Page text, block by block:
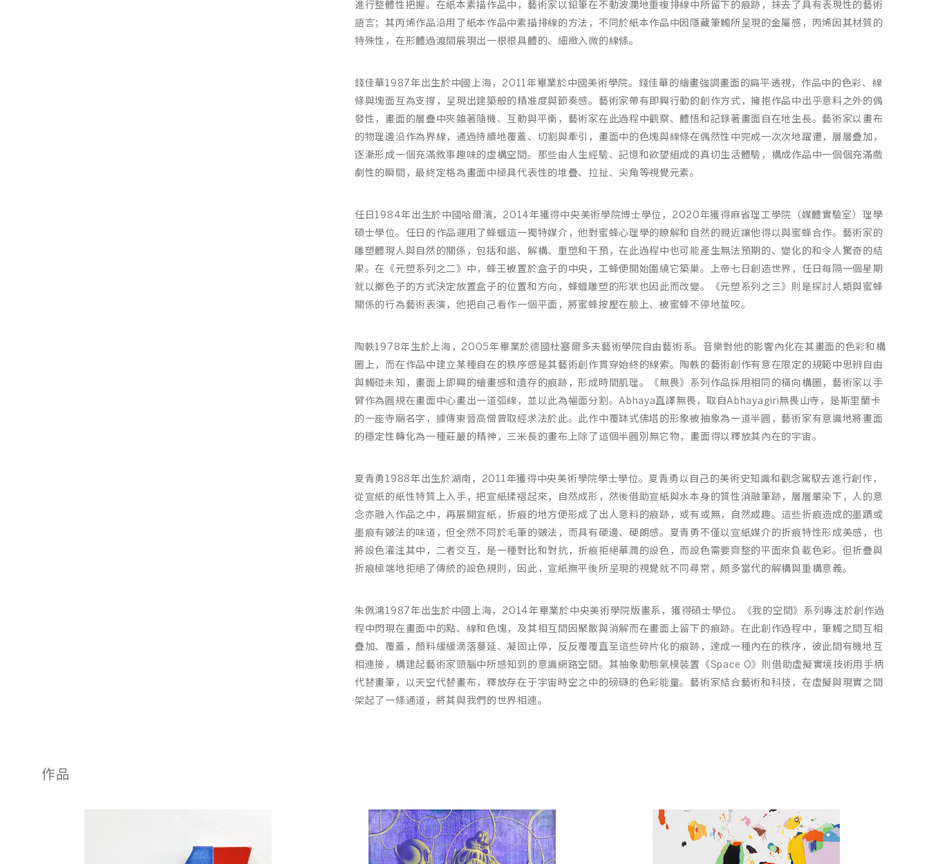
進行整體性把握。在紙本素描作品中，藝術家以鉛筆在不動波瀾地重複排線中所留下的痕跡，抹去了具有表現性的藝術
語言；其丙烯作品沿用了紙本作品中素描排線的方法，不同於紙本作品中因隱藏筆觸所呈現的金屬感，丙烯因其材質的
特殊性，在形體過渡間展現出一根根具體的、細緻入微的線條。
錢佳華1987年出生於中國上海，2011年畢業於中國美術學院。錢佳華的繪畫強調畫面的扁平透視，作品中的色彩、線
條與塊面互為支撐，呈現出建築般的精准度與節奏感。藝術家帶有即興行動的創作方式，擁抱作品中出乎意料之外的偶
發性，畫面的層疊中夾雜著隨機、互動與平衡，藝術家在此過程中觀察、體悟和記錄著畫面自在地生長。藝術家以畫布
的物理邊沿作為界線，通過持續地覆蓋、切割與牽引，畫面中的色塊與線條在偶然性中完成一次次地躍遷，層層疊加，
逐漸形成一個充滿敘事趣味的虛構空間。那些由人生經驗、記憶和欲望組成的真切生活體驗，構成作品中一個個充滿戲
劇性的瞬間，最終定格為畫面中極具代表性的堆疊、拉扯、尖角等視覺元素。
任日1984年出生於中國哈爾濱，2014年獲得中央美術學院博士學位，2020年獲得麻省理工學院（媒體實驗室）理學
碩士學位。任日的作品運用了蜂蠟這一獨特媒介，他對蜜蜂心理學的瞭解和自然的親近讓他得以與蜜蜂合作。藝術家的
雕塑體現人與自然的關係，包括和諧、解構、重塑和干預，在此過程中也可能產生無法預期的、變化的和令人驚奇的結
果。在《元塑系列之二》中，蜂王被置於盒子的中央，工蜂便開始圍繞它築巢。上帝七日創造世界，任日每隔一個星期
就以擲色子的方式決定放置盒子的位置和方向，蜂蠟雕塑的形狀也因此而改變。《元塑系列之三》則是探討人類與蜜蜂
關係的行為藝術表演，他把自己看作一個平面，將蜜蜂按壓在臉上、被蜜蜂不停地蜇咬。
陶軼1978年生於上海，2005年畢業於德國杜塞爾多夫藝術學院自由藝術系。音樂對他的影響內化在其畫面的色彩和構
圖上，而在作品中建立某種自在的秩序感是其藝術創作貫穿始終的線索。陶軼的藝術創作有意在限定的規範中思辨自由
與觸碰未知，畫面上即興的繪畫感和遺存的痕跡，形成時間肌理。《無畏》系列作品採用相同的橫向構圖，藝術家以手
臂作為圓規在畫面中心畫出一道弧線，並以此為幅面分割。Abhaya直譯無畏，取自Abhayagiri無畏山寺，是斯里蘭卡
的一座寺廟名字，據傳東晉高僧曾取經求法於此。此作中覆缽式佛塔的形象被抽象為一道半圓，藝術家有意識地將畫面
的穩定性轉化為一種莊嚴的精神，三米長的畫布上除了這個半圓別無它物，畫面得以釋放其內在的宇宙。
夏青勇1988年出生於湖南，2011年獲得中央美術學院學士學位。夏青勇以自己的美術史知識和觀念駕馭去進行創作，
從宣紙的紙性特質上入手，把宣紙揉褶起來，自然成形，然後借助宣紙與水本身的質性消融筆跡，層層暈染下，人的意
念亦融入作品之中，再展開宣紙，折痕的地方便形成了出人意料的痕跡，或有或無，自然成趣。這些折痕造成的墨蹟或
墨痕有皴法的味道，但全然不同於毛筆的皴法，而具有硬邊、硬朗感。夏青勇不僅以宣紙媒介的折痕特性形成美感，也
將設色灌注其中，二者交互，是一種對比和對抗，折痕拒絕華潤的設色，而設色需要齊整的平面來負載色彩。但折疊與
折痕極端地拒絕了傳統的設色規則，因此，宣紙撫平後所呈現的視覺就不同尋常，頗多當代的解構與重構意義。
朱佩鴻1987年出生於中國上海，2014年畢業於中央美術學院版畫系，獲得碩士學位。《我的空間》系列專注於創作過
程中閃現在畫面中的點、線和色塊，及其相互間因聚散與消解而在畫面上留下的痕跡。在此創作過程中，筆觸之間互相
疊加、覆蓋，顏料緩緩滴落蔓延、凝固止停，反反覆覆直至這些碎片化的痕跡，達成一種內在的秩序，彼此間有機地互
相連接，構建起藝術家頭腦中所感知到的意識網路空間。其抽象動態氣模裝置《Space O》則借助虛擬實境技術用手柄
代替畫筆，以天空代替畫布，釋放存在于宇宙時空之中的磅礴的色彩能量。藝術家結合藝術和科技，在虛擬與現實之間
架起了一條通道，將其與我們的世界相連。
作品